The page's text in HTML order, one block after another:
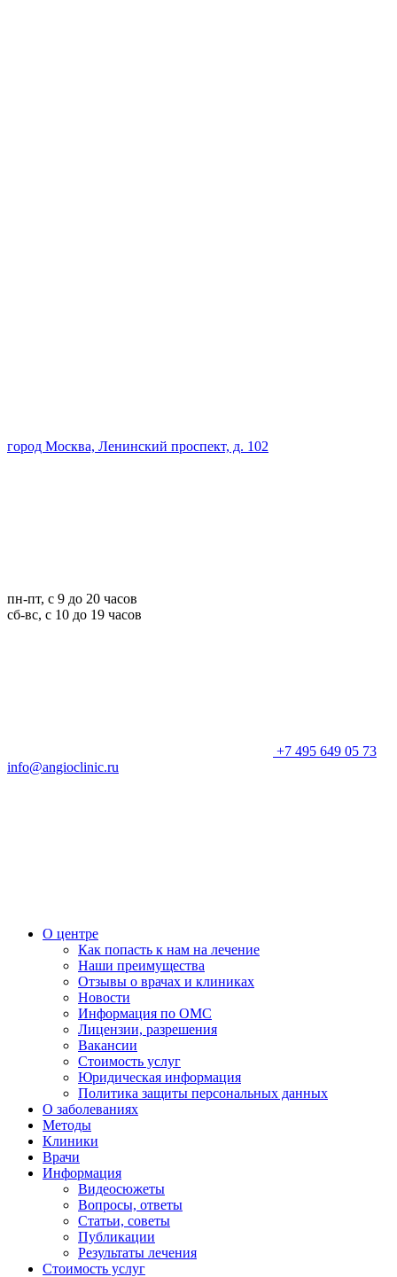
город Москва, Ленинский проспект, д. 102
пн-пт, с 9 до 20 часов
сб-вс, с 10 до 19 часов
+7 495 649 05 73
info@angioclinic.ru
О центре
Как попасть к нам на лечение
Наши преимущества
Отзывы о врачах и клиниках
Новости
Информация по ОМС
Лицензии, разрешения
Вакансии
Стоимость услуг
Юридическая информация
Политика защиты персональных данных
О заболеваниях
Методы
Клиники
Врачи
Информация
Видеосюжеты
Вопросы, ответы
Статьи, советы
Публикации
Результаты лечения
Стоимость услуг